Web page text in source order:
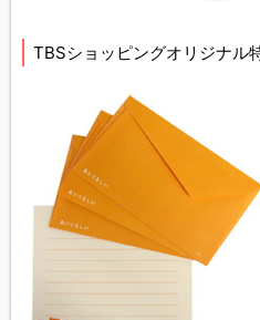
TBSショッピングオリジナル